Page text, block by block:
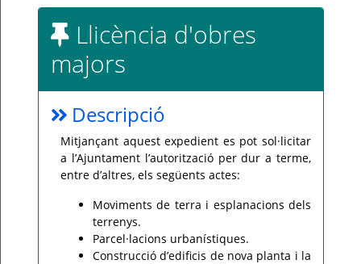
Llicència d'obres
majors
Descripció
Mitjançant aquest expedient es pot sol·licitar
a l’Ajuntament l’autorització per dur a terme,
entre d’altres, els següents actes:
Moviments de terra i esplanacions dels
terrenys.
Parcel·lacions urbanístiques.
Construcció d’edificis de nova planta i la